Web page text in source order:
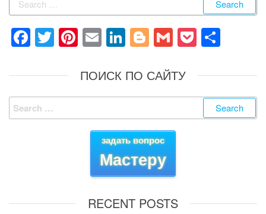
for:
F
a
c
e
b
T
wi
tt
er
Pi
nt
er
e
st
E
m
ail
Li
n
k
e
dI
n
Bl
o
g
g
er
G
m
ail
P
o
ck
et
ar
e
ПОИСК ПО САЙТУ
Search
for:
задать вопрос
Мастеру
RECENT POSTS